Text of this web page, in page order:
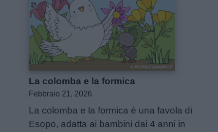
storia
della
lepre
di
Pasqua
La colomba e la formica
Febbraio 21, 2026
La colomba e la formica è una favola di
Esopo, adatta ai bambini dai 4 anni in